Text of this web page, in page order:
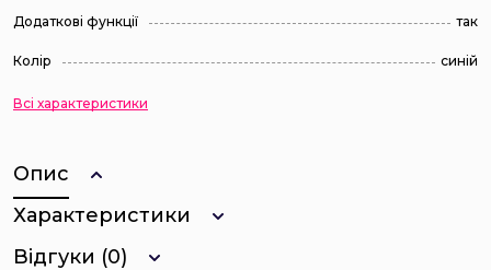
Додаткові функції так
Колір синій
Всі характеристики
Опис
Характеристики
Відгуки (0)